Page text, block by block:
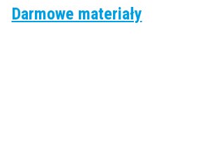
Darmowe materiały